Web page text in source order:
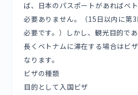
ば、日本のパスポートがあればベ
必要ありません。（15日以内に第
必要です。）しかし、観光目的で
長くベトナムに滞在する場合はビ
なります。
ビザの種類
目的として入国ビザ